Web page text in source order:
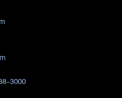
3000